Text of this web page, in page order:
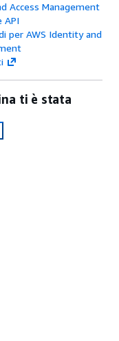
Access Management
API
per AWS Identity and
ti è stata